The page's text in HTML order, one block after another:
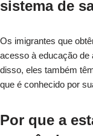
sistema de
Os imigrantes que
acesso à educação de
disso, eles também
que é conhecido por
Por que a